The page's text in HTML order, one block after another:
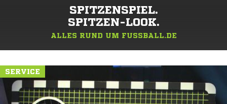
SPITZENSPIEL.
SPITZEN-LOOK.
ALLES RUND UM FUSSBALL.DE
SERVICE